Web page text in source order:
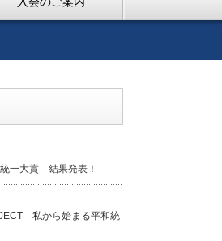
一大賞 結果発表！
私から始まる平和統